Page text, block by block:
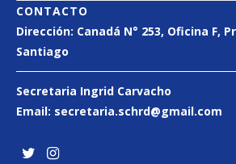
CONTACTO
Dirección: Canadá N° 253, Oficina F,
Santiago
Secretaria Ingrid Carvacho
Email: secretaria.schrd@gmail.com